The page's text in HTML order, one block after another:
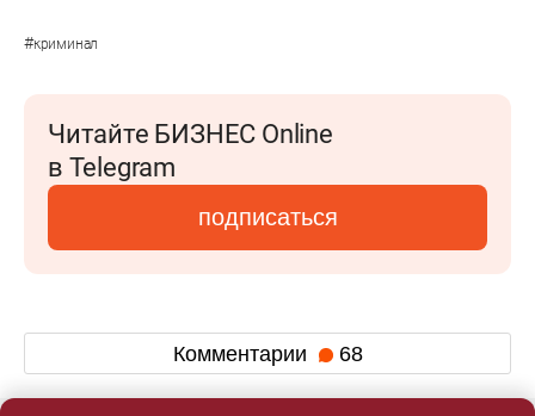
#криминал
Читайте БИЗНЕС Online
в Telegram
подписаться
Комментарии 68